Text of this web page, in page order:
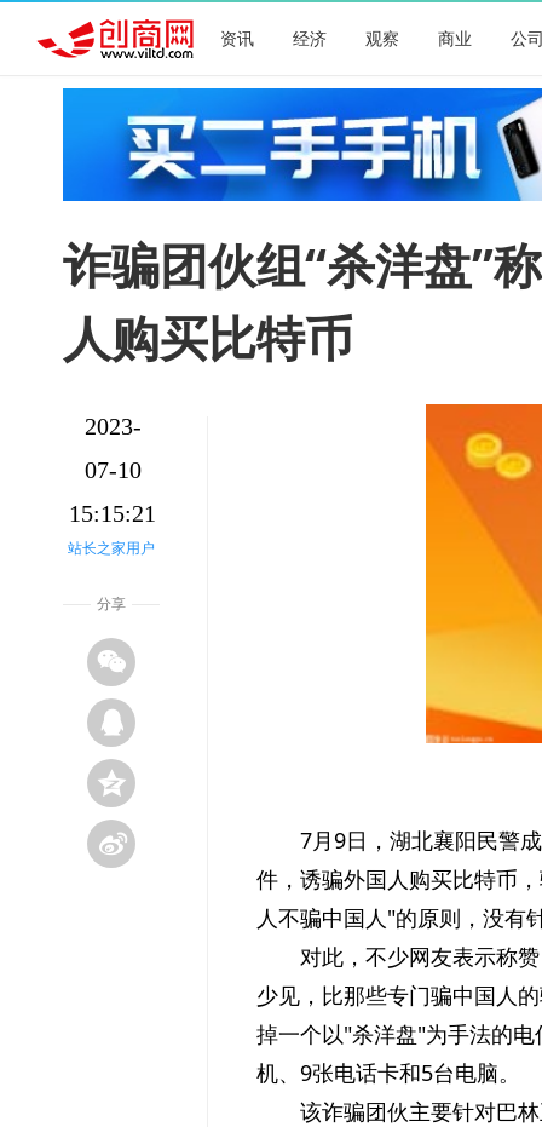
资讯 经济 观察 商业 公
诈骗团伙组“杀洋盘”
人购买比特币
2023-
07-10
15:15:21
站长之家用户
分享
7月9日，湖北襄阳民警
件，诱骗外国人购买比特币
人不骗中国人"的原则，没有
对此，不少网友表示称
少见，比那些专门骗中国人
掉一个以"杀洋盘"为手法的
机、9张电话卡和5台电脑。
该诈骗团伙主要针对巴